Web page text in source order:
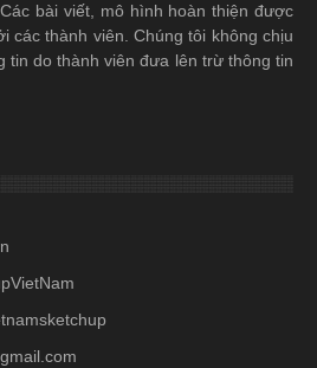
bài viết, mô hình hoàn thiện được
các thành viên. Chúng tôi không chịu
tin do thành viên đưa lên trừ thông tin